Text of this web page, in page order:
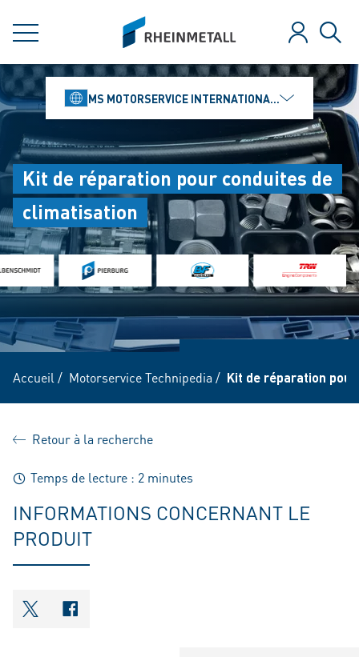
MENU
siteLogo
Se
MS MOTORSERVICE INTERNATIONAL GMBH
Kit de réparation pour conduites de
climatisation
Accueil / Motorservice Technipedia / Kit de réparation
Retour à la recherche
Temps de lecture : 2 minutes
INFORMATIONS CONCERNANT LE
PRODUIT
shareOntwitter
shareOnfacebook